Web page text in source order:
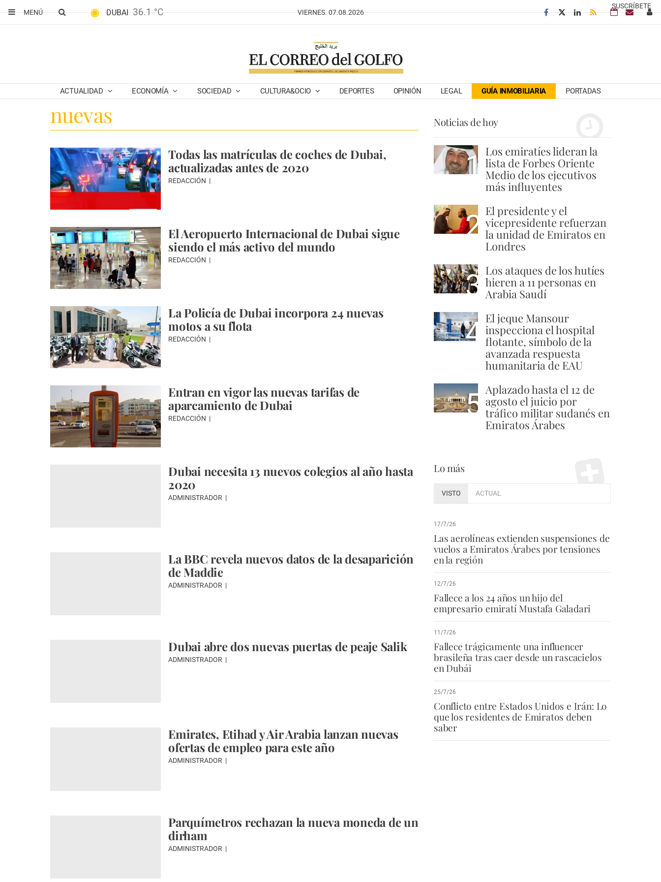
SUSCRÍBETE
MENÚ
DUBAI 36.1 °C VIERNES. 07.08.2026
ACTUALIDAD ECONOMÍA SOCIEDAD CULTURA&OCIO DEPORTES OPINIÓN LEGAL GUÍA INMOBILIARIA PORTADAS
nuevas
Todas las matrículas de coches de Dubai,
actualizadas antes de 2020
REDACCIÓN
El Aeropuerto Internacional de Dubai sigue
siendo el más activo del mundo
REDACCIÓN
La Policía de Dubai incorpora 24 nuevas
motos a su flota
REDACCIÓN
Entran en vigor las nuevas tarifas de
aparcamiento de Dubai
REDACCIÓN
Dubai necesita 13 nuevos colegios al año hasta
2020
ADMINISTRADOR
La BBC revela nuevos datos de la desaparición
de Maddie
ADMINISTRADOR
Dubai abre dos nuevas puertas de peaje Salik
ADMINISTRADOR
Emirates, Etihad y Air Arabia lanzan nuevas
ofertas de empleo para este año
ADMINISTRADOR
Parquímetros rechazan la nueva moneda de un
dirham
ADMINISTRADOR
Noticias de hoy
1 Los emiratíes lideran la
lista de Forbes Oriente
Medio de los ejecutivos
más influyentes
2 El presidente y el
vicepresidente refuerzan
la unidad de Emiratos en
Londres
3 Los ataques de los hutíes
hieren a 11 personas en
Arabia Saudí
4 El jeque Mansour
inspecciona el hospital
flotante, símbolo de la
avanzada respuesta
humanitaria de EAU
5 Aplazado hasta el 12 de
agosto el juicio por
tráfico militar sudanés en
Emiratos Árabes
Lo más
VISTO ACTUAL
17/7/26
Las aerolíneas extienden suspensiones de
vuelos a Emiratos Árabes por tensiones
en la región
12/7/26
Fallece a los 24 años un hijo del
empresario emiratí Mustafa Galadari
11/7/26
Fallece trágicamente una influencer
brasileña tras caer desde un rascacielos
en Dubái
25/7/26
Conflicto entre Estados Unidos e Irán: Lo
que los residentes de Emiratos deben
saber